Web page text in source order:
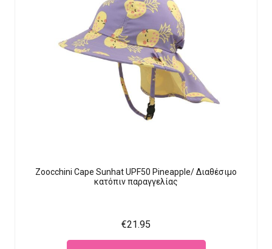
Zoocchini Cape Sunhat UPF50 Pineapple/ Διαθέσιμο
κατόπιν παραγγελίας
€21.95